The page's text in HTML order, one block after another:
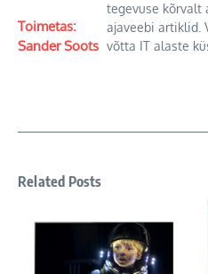
Toimetas:
Sander Soots
tegevuse kõrvalt
ajaveebi artiklid.
võtta IT alaste
Related Posts